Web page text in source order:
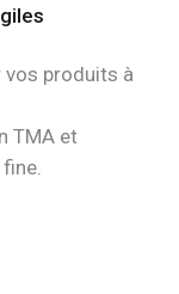
vos produits à
TMA et